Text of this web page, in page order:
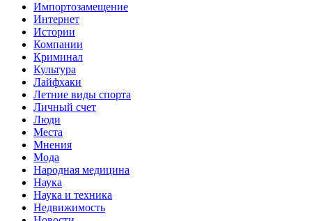
Импортозамещение
Интернет
Истории
Компании
Криминал
Культура
Лайфхаки
Летние виды спорта
Личный счет
Люди
Места
Мнения
Мода
Народная медицина
Наука
Наука и техника
Недвижимость